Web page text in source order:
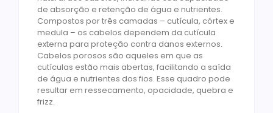
de absorção e retenção de água e nutrientes.
Compostos por três camadas – cutícula, córtex e
medula – os cabelos dependem da cutícula
externa para proteção contra danos externos.
Cabelos porosos são aqueles em que as
cutículas estão mais abertas, facilitando a saída
de água e nutrientes dos fios. Esse quadro pode
resultar em ressecamento, opacidade, quebra e
frizz.